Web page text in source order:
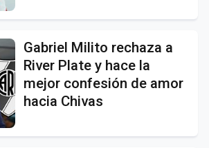
Gabriel Milito rechaza a
River Plate y hace la
mejor confesión de amor
hacia Chivas